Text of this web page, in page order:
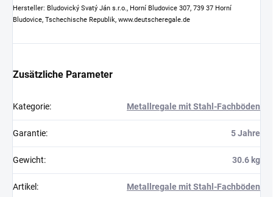
Hersteller: Bludovický Svatý Ján s.r.o., Horní Bludovice 307, 739 37 Horní
Bludovice, Tschechische Republik, www.deutscheregale.de
Zusätzliche Parameter
Kategorie: Metallregale mit Stahl-Fachböden
Garantie: 5 Jahre
Gewicht: 30.6 kg
Artikel : Metallregale mit Stahl-Fachböden